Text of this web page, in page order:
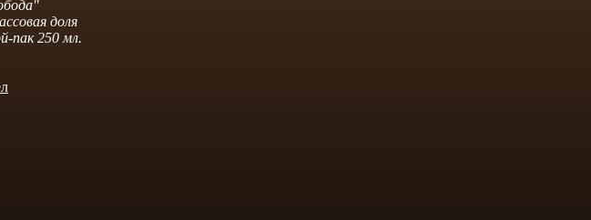
доля
пак 250 мл.